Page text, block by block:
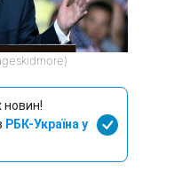
новин!
РБК-Україна у